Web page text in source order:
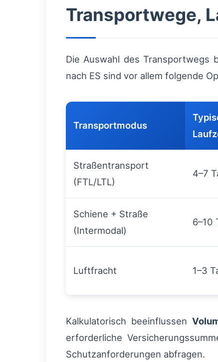
Transportwege,
Die Auswahl des Transportwegs
nach ES sind vor allem folgende
Transportmodus
Straßentransport
(FTL/LTL)
4–7
Schiene + Straße
(Intermodal)
6–10
Luftfracht 1–3
Kalkulatorisch beeinflussen
erforderliche
Schutzanforderungen abfragen.